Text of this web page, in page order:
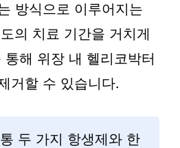
방식으로 이루어지는
의 치료 기간을 거치게
해 위장 내 헬리코박터
거할 수 있습니다.
두 가지 항생제와 한